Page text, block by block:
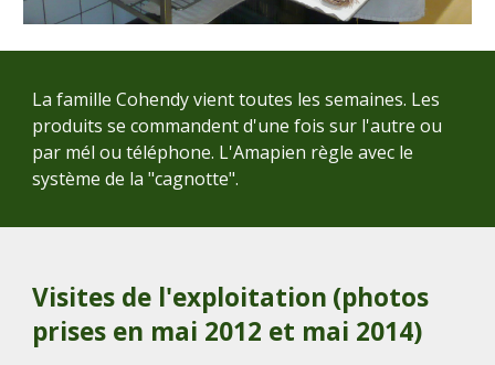
La famille Cohendy vient toutes les semaines. Les
produits se commandent d'une fois sur l'autre ou
par mél ou téléphone. L'Amapien règle avec le
système de la "cagnotte".
Visites de l'exploitation (photos
prises en mai 2012 et mai 2014)